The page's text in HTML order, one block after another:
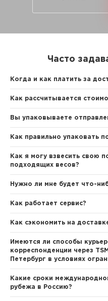
Часто
Когда и как платить за
Как рассчитывается
Вы упаковываете
Как правильно упаковать
Как я могу взвесить свою
подходящих весов?
Нужно ли мне будет что-
Как работает сервис?
Как сэкономить на
Имеются ли способы
корреспонденции через
Петербург в условиях
Какие сроки
рубежа в Россию?